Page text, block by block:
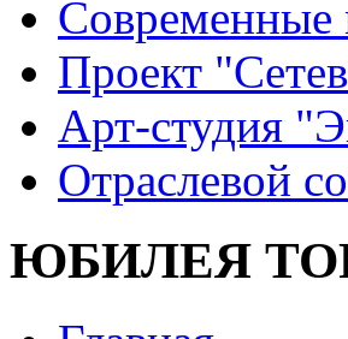
Современные
Проект
Арт-студия
Отраслевой
ЮБИЛЕЯ